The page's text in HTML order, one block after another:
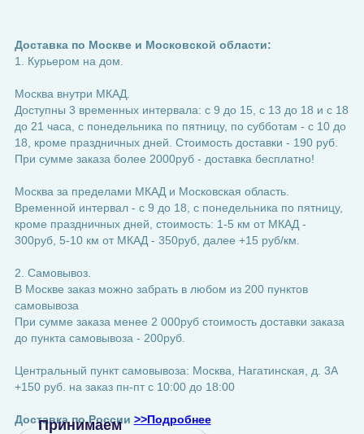
Доставка по Москве и Московской области:
1. Курьером на дом.
Москва внутри МКАД.
Доступны 3 временных интервала: с 9 до 15, с 13 до 18 и с 18
до 21 часа, с понедельника по пятницу, по субботам - с 10 до
18, кроме праздничных дней. Стоимость доставки - 190 руб.
При сумме заказа более 2000руб - доставка бесплатно!
Москва за пределами МКАД и Московская область.
Временной интервал - с 9 до 18, с понедельника по пятницу,
кроме праздничных дней, стоимость: 1-5 км от МКАД -
300руб, 5-10 км от МКАД - 350руб, далее +15 руб/км.
2. Самовывоз.
В Москве заказ можно забрать в любом из 200 пунктов
самовывоза
При сумме заказа менее 2 000руб стоимость доставки заказа
до пункта самовывоза - 200руб.
Центральный пункт самовывоза: Москва, Нагатинская, д. 3А
+150 руб. на заказ пн-пт с 10:00 до 18:00
Доставка по России >>Подробнее
Принимаем